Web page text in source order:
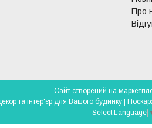
Про
Сайт створений на
Select Language